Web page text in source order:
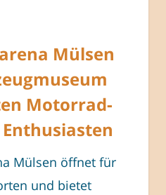
Mülsen
Motorrad-
Mülsen öffnet für
und bietet